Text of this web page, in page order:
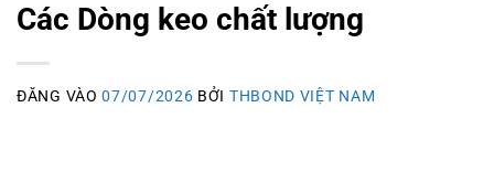
Các Dòng keo chất lượng
ĐĂNG VÀO07/07/2026 BỞI THBOND VIỆT NAM